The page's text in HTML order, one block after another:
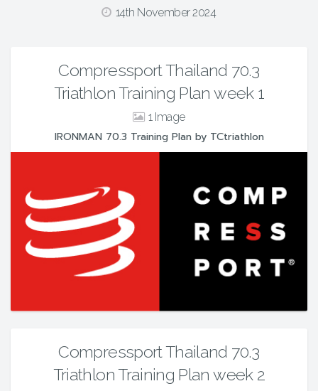
14th November 2024
Compressport Thailand 70.3
Triathlon Training Plan week 1
1
IRONMAN 70.3 Training Plan by TCtriathlon
Compressport Thailand 70.3
Triathlon Training Plan week 2